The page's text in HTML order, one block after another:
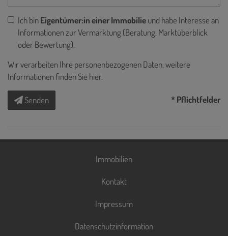
Ich binEigentümer:in einer Immobilieund habe Interesse an
Informationen zur Vermarktung (Beratung, Marktüberblick
oder Bewertung).
Wir verarbeiten Ihre personenbezogenen Daten, weitere
Informationen finden Sie hier.
Senden * Pflichtfelder
Immobilien
Kontakt
Impressum
Datenschutzinformation